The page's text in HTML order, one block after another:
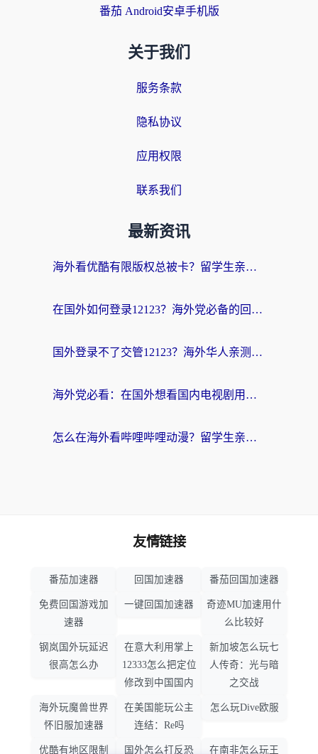
番茄 Android安卓手机版
关于我们
服务条款
隐私协议
应用权限
联系我们
最新资讯
海外看优酷有限版权总被卡？留学生亲测有效的回国加速器选择指南
在国外如何登录12123？海外党必备的回国加速实用指南
国外登录不了交管12123？海外华人亲测有效的回国加速器选择指南
海外党必看：在国外想看国内电视剧用什么软件？3步解决地域限制
怎么在海外看哔哩哔哩动漫？留学生亲测有效的回国加速方案
友情链接
番茄加速器 回国加速器 番茄回国加速器
免费回国游戏加
速器
一键回国加速器
奇迹MU加速用什
么比较好
钢岚国外玩延迟
很高怎么办
在意大利用掌上
12333怎么把定位
修改到中国国内
新加坡怎么玩七
人传奇：光与暗
之交战
海外玩魔兽世界
怀旧服加速器
在美国能玩公主
连结：Re吗
怎么玩Dive欧服
优酷有地区限制 国外怎么打反恐 在南非怎么玩王